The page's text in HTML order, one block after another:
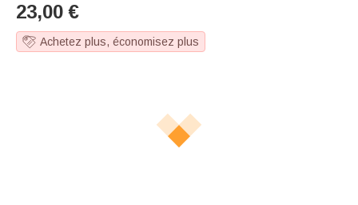
23,00 €
Achetez plus, économisez plus